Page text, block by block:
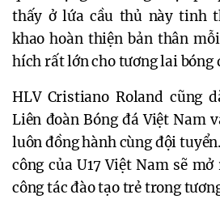
thấy ở lứa cầu thủ này tinh
khao hoàn thiện bản thân
hích rất lớn cho tương lai bóng
HLV Cristiano Roland cũng
Liên đoàn Bóng đá Việt Nam
luôn đồng hành cùng đội
công của U17 Việt Nam sẽ
công tác đào tạo trẻ trong